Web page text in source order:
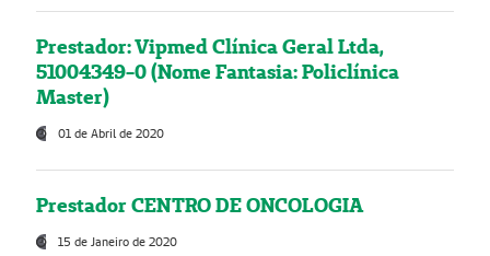
Prestador: Vipmed Clínica Geral Ltda,
51004349-0 (Nome Fantasia: Policlínica
Master)
01 de Abril de 2020
Prestador CENTRO DE ONCOLOGIA
15 de Janeiro de 2020